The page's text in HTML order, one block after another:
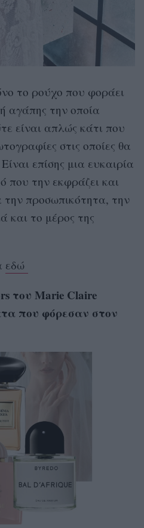
το ρούχο που φοράει
αγάπης την οποία
είναι απλώς κάτι που
στις οποίες θα
επίσης μια ευκαιρία
που την εκφράζει και
την προσωπικότητα, την
και το μέρος της
εδώ
του Marie Claire
που φόρεσαν στον